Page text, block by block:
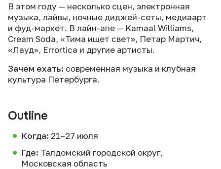
В этом году — несколько сцен, электронная
музыка, лайвы, ночные диджей-сеты, медиаарт
и фуд-маркет. В лайн-апе — Kamaal Williams,
Cream Soda, «Тима ищет свет», Петар Мартич,
«Лауд», Errortica и другие артисты.
Зачем ехать: современная музыка и клубная
культура Петербурга.
Outline
Когда: 21–27 июля
Где: Талдомский городской округ,
Московская область